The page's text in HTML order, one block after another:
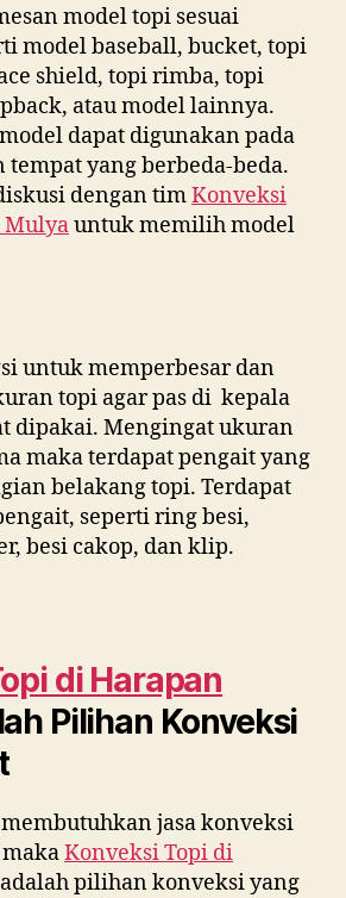
model topi sesuai
model baseball, bucket, topi
shield, topi rimba, topi
atau model lainnya.
dapat digunakan pada
tempat yang berbeda-beda.
dengan timKonveksi
Mulyauntuk memilih model
untuk memperbesar dan
topi agar pas di kepala
dipakai. Mengingat ukuran
maka terdapat pengait yang
belakang topi. Terdapat
seperti ring besi,
besi cakop, dan klip.
di Harapan
Pilihan Konveksi
jasa konveksi
Konveksi Topi di
adalah pilihan konveksi yang